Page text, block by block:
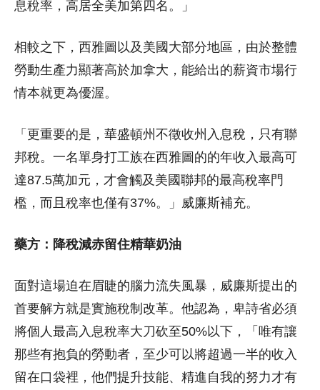
息稅率，高居全美加第四名。」
相較之下，西雅圖以及美國大部分地區，由於整體
勞動生產力顯著高於加拿大，能給出的薪資市場行
情本就更為優渥。
「更重要的是，華盛頓州不徵收州入息稅，只有聯
邦稅。一名單身打工族在西雅圖的的年收入最高可
達87.5萬加元，才會觸及美國聯邦的最高稅率門
檻，而且稅率也僅有37%。」威廉斯補充。
藥方：降稅減赤留住精華奶油
面對這場迫在眉睫的腦力流失風暴，威廉斯提出的
首要解方就是實施稅制改革。他認為，卑詩省必須
將個人最高入息稅率大刀砍至50%以下，「唯有讓
那些有抱負的勞動者，至少可以將超過一半的收入
留在口袋裡，他們提升技能、精進自我的努力才有